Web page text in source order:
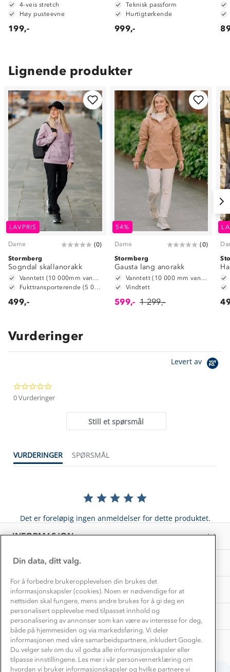
4-veis stretch
Høy pusteevne
199,-
Teknisk passform
Hurtigtørkende
999,-
Lignende produkter
LAVPRIS
Dame (0)
Stormberg
Sogndal skallanorakk
499,-
54%
Dame (0)
Stormberg
Gausta lang anorakk
Vindtett
599,- 1 299,-
Vurderinger
Levert av
star
0 Vurderinger
Still et spørsmål
VURDERINGER SPØRSMÅL
Det er foreløpig ingen anmeldelser for dette produktet.
INFORMASJON
Kundeservice
Kundeklubb
Bedrift, barnehage og SFO
Presse
OM OSS
Klima og miljø
1% til samfunnet
Samarbeide med oss?
TIPS OG RÅD
Trelagsprinsippet barn
Alt du trenger til Norgesferien
Gravidklær
Vask og vedlikehold
EL-retur
Store størrelser
Turmat oppskrifter
Beredskap
AKTIVITETER
Få turinspirasjon og tips her⛰
Overnatte utendørs⛺
Leirskole 🥾
Barnehageansatt
Tips til hyttetur
Din data, ditt valg.
For å forbedre brukeropplevelsen din brukes det
informasjonskapsler (cookies). Noen er nødvendige for at
nettsiden skal fungere, mens andre brukes for å gi deg en
personalisert opplevelse med tilpasset innhold og
personalisering av annonser som kan være av interesse for deg,
både på hjemmesiden og via markedsføring. Vi deler
informasjonen med våre samarbeidspartnere, inkludert Google.
Du velger selv om du vil godta alle informasjonskapsler eller
tilpasse innstillingene. Les mer i vår personvernerklæring om
hvordan vi bruker informasjonskapsler og hvilke partnere vi